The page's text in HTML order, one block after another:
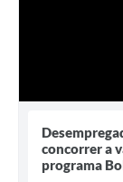
concorrer a
programa